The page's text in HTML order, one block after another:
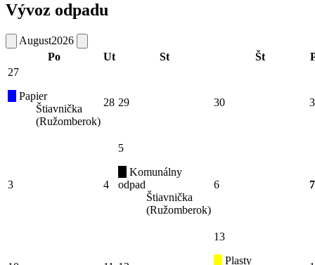
Vývoz odpadu
August2026
Po
Ut St Št
27
Papier
Štiavnička
(Ružomberok)
28 29 30
3 4
5
Komunálny
odpad
Štiavnička
(Ružomberok)
6 7
13
Plasty